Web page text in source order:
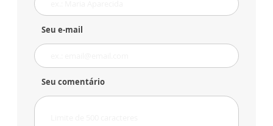
Seu e-mail
Seu comentário